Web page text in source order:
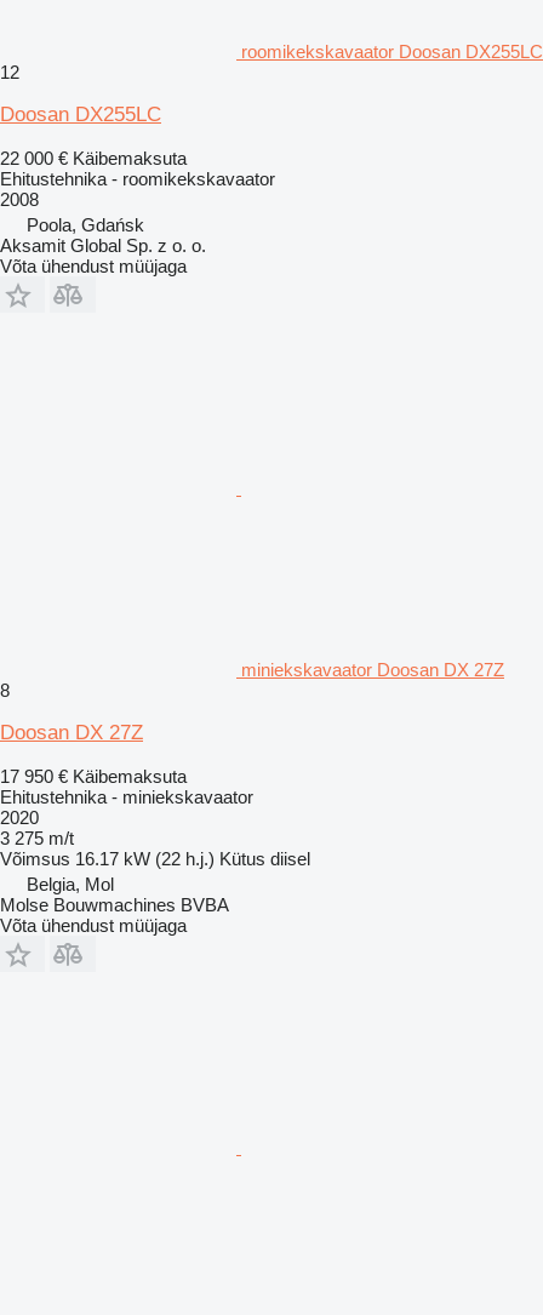
roomikekskavaator Doosan DX255LC
12
Doosan DX255LC
22 000 € Käibemaksuta
Ehitustehnika - roomikekskavaator
2008
Poola, Gdańsk
Aksamit Global Sp. z o. o.
Võta ühendust müüjaga
miniekskavaator Doosan DX 27Z
8
Doosan DX 27Z
17 950 € Käibemaksuta
Ehitustehnika - miniekskavaator
2020
3 275 m/t
Võimsus 16.17 kW (22 h.j.) Kütus diisel
Belgia, Mol
Molse Bouwmachines BVBA
Võta ühendust müüjaga